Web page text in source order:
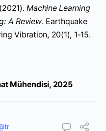
Machine Learning
A Review. Earthquake
Vibration, 20(1), 1-15.
Mühendisi, 2025